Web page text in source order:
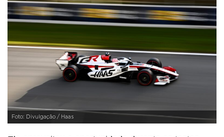
Foto: Divulgação / Haas